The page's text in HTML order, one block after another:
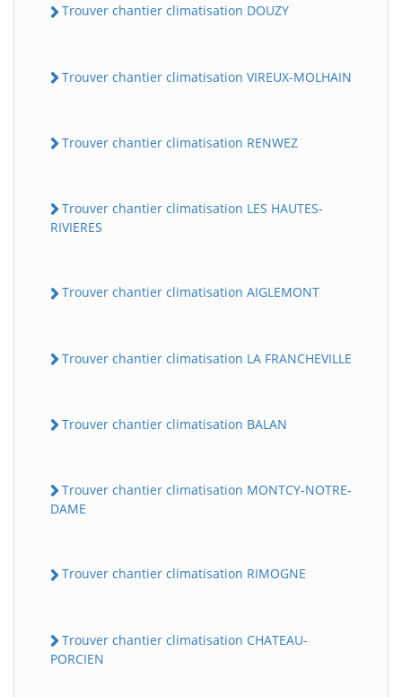
Trouver chantier climatisation DOUZY
Trouver chantier climatisation VIREUX-MOLHAIN
Trouver chantier climatisation RENWEZ
Trouver chantier climatisation LES HAUTES-
RIVIERES
Trouver chantier climatisation AIGLEMONT
Trouver chantier climatisation LA FRANCHEVILLE
Trouver chantier climatisation BALAN
Trouver chantier climatisation MONTCY-NOTRE-
DAME
Trouver chantier climatisation RIMOGNE
Trouver chantier climatisation CHATEAU-
PORCIEN